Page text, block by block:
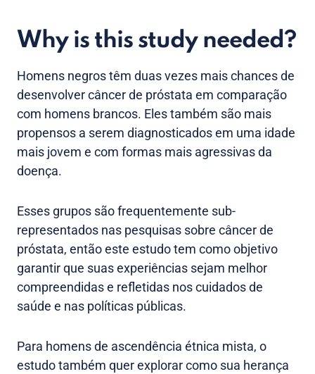
Why is this study needed?
Homens negros têm duas vezes mais chances de
desenvolver câncer de próstata em comparação
com homens brancos. Eles também são mais
propensos a serem diagnosticados em uma idade
mais jovem e com formas mais agressivas da
doença.
Esses grupos são frequentemente sub-
representados nas pesquisas sobre câncer de
próstata, então este estudo tem como objetivo
garantir que suas experiências sejam melhor
compreendidas e refletidas nos cuidados de
saúde e nas políticas públicas.
Para homens de ascendência étnica mista, o
estudo também quer explorar como sua herança